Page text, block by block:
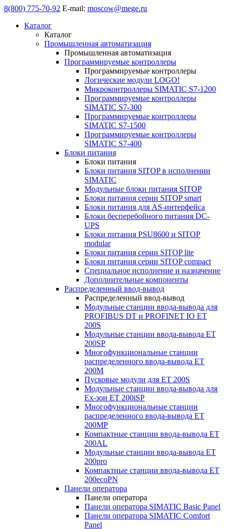
8(800) 775-70-92 E-mail: moscow@mege.ru
Каталог
Каталог
Промышленная автоматизация
Промышленная автоматизация
Программируемые контроллеры
Программируемые контроллеры
Логические модули LOGO!
Микроконтроллеры SIMATIC S7-1200
Программируемые контроллеры
SIMATIC S7-300
Программируемые контроллеры
SIMATIC S7-1500
Программируемые контроллеры
SIMATIC S7-400
Блоки питания
Блоки питания
Блоки питания SITOP в исполнении
SIMATIC
Модульные блоки питания SITOP
Блоки питания серии SITOP smart
Блоки питания для AS-интерфейса
Блоки бесперебойного питания DC-
UPS
Блоки питания PSU8600 и SITOP
modular
Блоки питания серии SITOP lite
Блоки питания серии SITOP compact
Специальное исполнение и назначение
Дополнительные компоненты
Распределенный ввод-вывод
Распределенный ввод-вывод
Модульные станции ввода-вывода для
PROFIBUS DT и PROFINET IO ET
200S
Модульные станции ввода-вывода ET
200SP
Многофункциональные станции
распределенного ввода-вывода ET
200M
Пусковые модули для ET 200S
Модульные станции ввода-вывода для
Ex-зон ET 200iSP
Многофункциональные станции
распределенного ввода-вывода ET
200MP
Компактные станции ввода-вывода ET
200AL
Модульные станции ввода-вывода ET
200pro
Компактные станции ввода-вывода ET
200ecoPN
Панели оператора
Панели оператора
Панели оператора SIMATIC Basic Panel
Панели оператора SIMATIC Comfort
Panel